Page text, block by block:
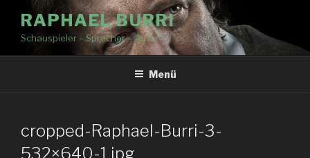
RAPHAEL BURRI
Schauspieler – Sprecher – Autor
Menü
cropped-Raphael-Burri-3-
532×640-1.jpg